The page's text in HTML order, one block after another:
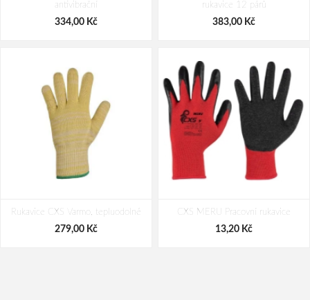
277,00 Kč 398,00 Kč
antivibrační
334,00 Kč
rukavice 12 párů
383,00 Kč
Rukavice CXS Varmo, tepluodolné
279,00 Kč
CXS MERU Pracovní rukavice
13,20 Kč